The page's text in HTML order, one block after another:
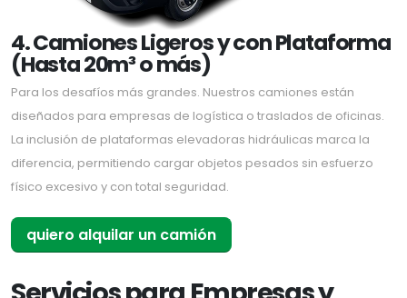
4. Camiones Ligeros y con Plataforma
(Hasta 20m³ o más)
Para los desafíos más grandes. Nuestros camiones están
diseñados para empresas de logística o traslados de oficinas.
La inclusión de plataformas elevadoras hidráulicas marca la
diferencia, permitiendo cargar objetos pesados sin esfuerzo
físico excesivo y con total seguridad.
quiero alquilar un camión